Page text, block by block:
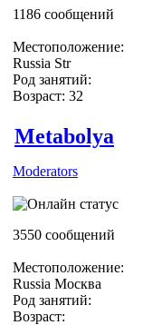
1186 сообщений
Местоположение:
Russia Str
Род занятий:
Возраст: 32
Metabolya
Moderators
3550 сообщений
Местоположение:
Russia Москва
Род занятий:
Возраст: